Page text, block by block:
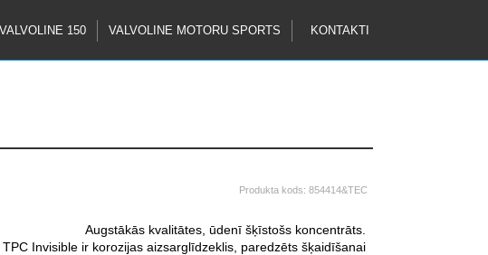
VALVOLINE 150 VALVOLINE MOTORU SPORTS KONTAKTI
Produkta kods: 854414&TEC
Augstākās kvalitātes, ūdenī šķīstošs koncentrāts.
TPC Invisible ir korozijas aizsarglīdzeklis, paredzēts šķaidīšanai